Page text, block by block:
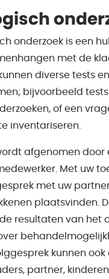
onderzoek is een
met de
diverse tests
bijvoorbeeld
of een
inventariseren.
afgenomen door
Met uw
met uw
plaatsvinden.
resultaten van het
kunnen ook
partner,